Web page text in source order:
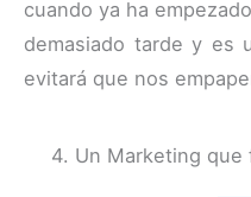
cuando ya ha
demasiado tarde y es
evitará que nos
4. Un Marketing